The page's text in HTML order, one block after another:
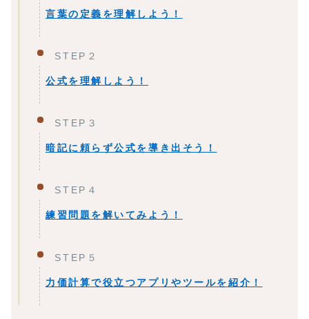
言葉の定義を理解しよう！
STEP２
公式を理解しよう！
STEP３
暗記に頼らず公式を導き出そう！
STEP４
練習問題を解いてみよう！
STEP５
力価計算で役立つアプリやツールを紹介！